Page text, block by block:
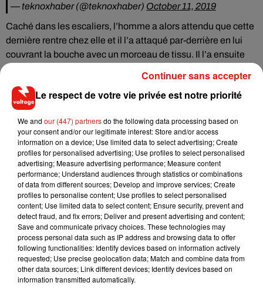
— teknoxhaber (@teknoxhaber) October 11, 2019
Caché dans les escaliers, l’homme a alors attendu que cette
dernière rentre chez elle et il l’a attaqué par-derrière en lui
couvrant la bouche avec un morceau de tissu. Il l’a ensuite
s’échapper. Pourtant, Hibiki Sato avait déjà été arrêté le mois
passé après s'en être pris à son idole à cette même station
de bus alors qu'elle rentrait chez elle. La victime avait été
traînée dans un coin sombre et blessée au visage au cours
de l'agression. Face à ce constat, un enquêteur a déclaré au
ournal japonaisSankei Shimbun:"Les gens devraient
parfaitement se rendre compte que des photos et des vidéos
postées sur les réseaux sociaux risquent de divulguer
des données personnelles".Voilà qui est bien dit !
Musique
Le respect de votre vie privée est notre priorité
We and our (447) partnersdo the following data processing based on
your consent and/or our legitimate interest: Store and/or access
information on a device; Use limited data to select advertising; Create
profiles for personalised advertising; Use profiles to select personalised
advertising; Measure advertising performance; Measure content
performance; Understand audiences through statistics or combinations
of data from different sources; Develop and improve services; Create
profiles to personalise content; Use profiles to select personalised
content; Use limited data to select content; Ensure security, prevent and
detect fraud, and fix errors; Deliver and present advertising and content;
Save and communicate privacy choices. These technologies may
process personal data such as IP address and browsing data to offer
following functionalities: Identify devices based on information actively
requested; Use precise geolocation data; Match and combine data from
other data sources; Link different devices; Identify devices based on
information transmitted automatically.
Continuer sans accepter